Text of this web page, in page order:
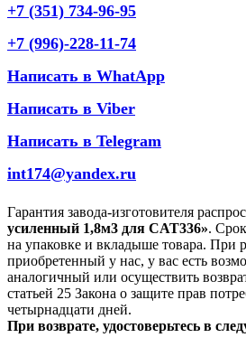
+7 (351) 734-96-95
+7 (996)-228-11-74
Написать в WhatApp
Написать в Viber
Написать в Telegram
int174@yandex.ru
Гарантия завода-изготовителя
усиленный 1,8м3 для CAT336».
на упаковке и вкладыше товара. При
приобретенный у нас, у вас есть
аналогичный или осуществить
статьей 25 Закона о защите прав
четырнадцати дней.
При возврате, удостоверьтесь в